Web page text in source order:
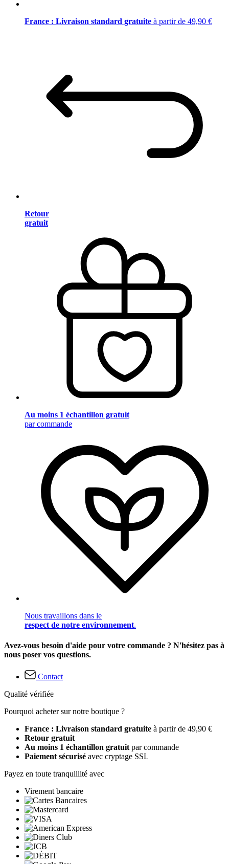
France : Livraison standard gratuite à partir de 49,90 €
Retour
gratuit
Au moins 1 échantillon gratuit
par commande
Nous travaillons dans le
respect de notre environnement.
Avez-vous besoin d'aide pour votre commande ? N'hésitez pas à
nous poser vos questions.
Contact
Qualité vérifiée
Pourquoi acheter sur notre boutique ?
France : Livraison standard gratuite à partir de 49,90 €
Retour gratuit
Au moins 1 échantillon gratuit par commande
Paiement sécurisé avec cryptage SSL
Payez en toute tranquillité avec
Virement bancaire